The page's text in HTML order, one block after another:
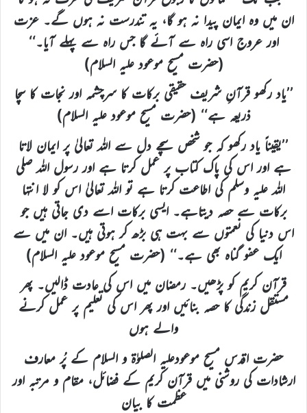
ان میں وہ ایمان پیدا نہ ہو گا، یہ تندرست نہ ہوں گے۔ عزت
اور عروج اسی راہ سے آئے گا جس راہ سے پہلے آیا۔‘‘
(حضرت مسیح موعود علیہ السلام)
’’یاد رکھو قرآنِ شریف حقیقی برکات کا سرچشمہ اور نجات کا سچا
ذریعہ ہے‘‘ (حضرت مسیح موعود علیہ السلام)
’’یقیناً یاد رکھو کہ جو شخص سچے دل سے اللہ تعالیٰ پر ایمان لاتا
ہے اور اس کی پاک کتاب پر عمل کرتا ہے اور رسول اللہ صلی
اللہ علیہ وسلم کی اطاعت کرتا ہے تو اللہ تعالیٰ اس کو لا انتہا
برکات سے حصہ دیتاہے۔ ایسی برکات اسے دی جاتی ہیں جو
اس دنیا کی نعمتوں سے بہت ہی بڑھ کر ہوتی ہیں۔ ان میں سے
ایک عفو گناہ بھی ہے۔‘‘ (حضرت مسیح موعود علیہ السلام)
قرآن کریم کو پڑھیں۔ رمضان میں اس کی عادت ڈالیں۔ پھر
مستقل زندگی کا حصہ بنائیں اور پھر اس کی تعلیم پر عمل کرنے
والے ہوں
حضرت اقدس مسیح موعودعلیہ الصلوٰۃ و السلام کے پُر معارف
ارشادات کی روشنی میں قرآن کریم کے فضائل، مقام و مرتبہ اور
عظمت کا بیان